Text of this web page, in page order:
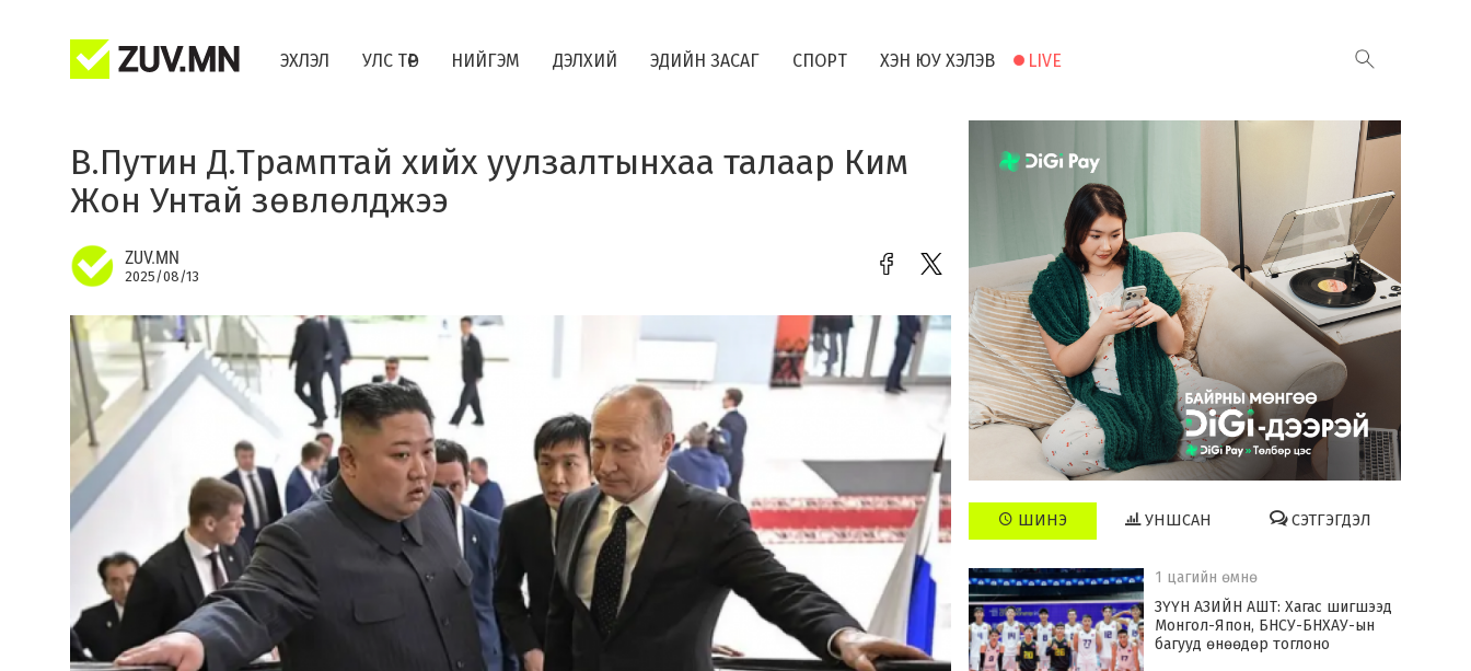
ЭХЛЭЛ УЛС ТӨР НИЙГЭМ ДЭЛХИЙ ЭДИЙН ЗАСАГ СПОРТ ХЭН ЮУ ХЭЛЭВ LIVE
В.Путин Д.Трамптай хийх уулзалтынхаа талаар Ким
Жон Унтай зөвлөлджээ
ZUV.MN
2025/08/13
ШИНЭ УНШСАН СЭТГЭГДЭЛ
1 цагийн өмнө
ЗҮҮН АЗИЙН АШТ: Хагас шигшээд
Монгол-Япон, БНСУ-БНХАУ-ын
багууд өнөөдөр тоглоно